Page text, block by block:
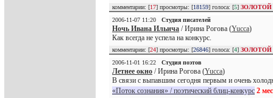
комментарии: [17] просмотры: [18159] голоса: [5]
2006-11-07 11:20
Студия писателей
Ночь Ивана Ильича / Ирина Рогова (Yucca)
Как всегда не успела на конкурс.
комментарии: [24] просмотры: [26846] голоса: [4]
2006-11-01 16:22
Студия поэтов
Летнее окно / Ирина Рогова (Yucca)
В связи с выпавшим сегодня первым и очень
«Поток сознания» / поэтический блиц-конкурс 2